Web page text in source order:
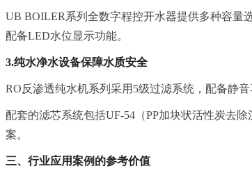
UB BOILER系列全数字程控开水器提供多种容量
配备LED水位显示功能。
3.纯水净水设备保障水质安全
RO反渗透纯水机系列采用5级过滤系统，配备静
配套的滤芯系统包括UF-54（PP加块状活性炭去
案。
三、行业应用案例的参考价值